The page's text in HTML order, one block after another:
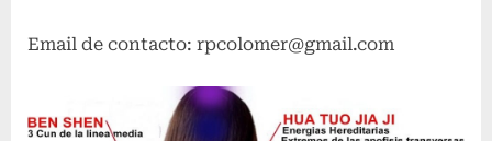
Email de contacto: rpcolomer@gmail.com